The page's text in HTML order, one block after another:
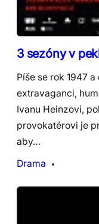
3 sezóny v
Píše se rok 1947
extravaganci,
Ivanu Heinzovi,
provokatérovi je
aby…
Drama